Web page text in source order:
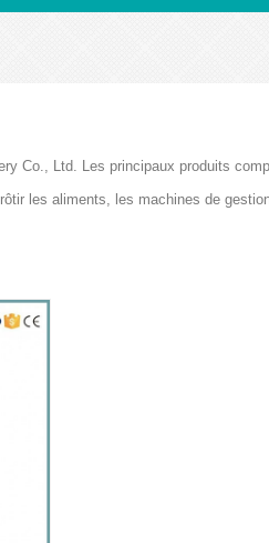
Co., Ltd. Les principaux produits
les aliments, les machines de